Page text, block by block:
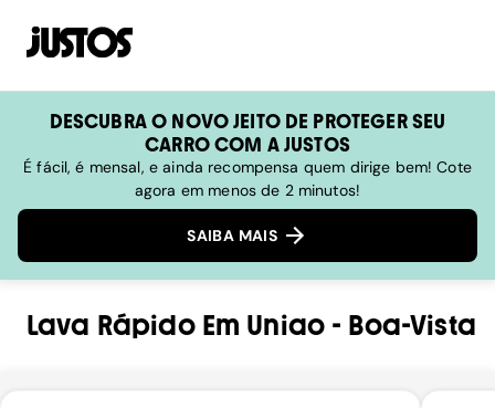
DESCUBRA O NOVO JEITO DE PROTEGER SEU
CARRO COM A JUSTOS
É fácil, é mensal, e ainda recompensa quem dirige bem! Cote
agora em menos de 2 minutos!
SAIBA MAIS
Lava RápidoEm Uniao - Boa-Vista